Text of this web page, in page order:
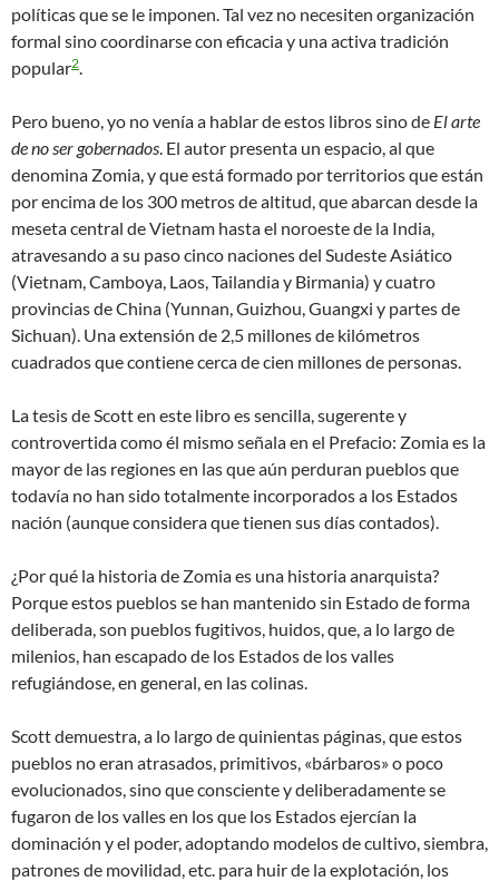
políticas que se le imponen. Tal vez no necesiten organización
formal sino coordinarse con eficacia y una activa tradición
popular2.
Pero bueno, yo no venía a hablar de estos libros sino de El arte
de no ser gobernados. El autor presenta un espacio, al que
denomina Zomia, y que está formado por territorios que están
por encima de los 300 metros de altitud, que abarcan desde la
meseta central de Vietnam hasta el noroeste de la India,
atravesando a su paso cinco naciones del Sudeste Asiático
(Vietnam, Camboya, Laos, Tailandia y Birmania) y cuatro
provincias de China (Yunnan, Guizhou, Guangxi y partes de
Sichuan). Una extensión de 2,5 millones de kilómetros
cuadrados que contiene cerca de cien millones de personas.
La tesis de Scott en este libro es sencilla, sugerente y
controvertida como él mismo señala en el Prefacio: Zomia es la
mayor de las regiones en las que aún perduran pueblos que
todavía no han sido totalmente incorporados a los Estados
nación (aunque considera que tienen sus días contados).
¿Por qué la historia de Zomia es una historia anarquista?
Porque estos pueblos se han mantenido sin Estado de forma
deliberada, son pueblos fugitivos, huidos, que, a lo largo de
milenios, han escapado de los Estados de los valles
refugiándose, en general, en las colinas.
Scott demuestra, a lo largo de quinientas páginas, que estos
pueblos no eran atrasados, primitivos, «bárbaros» o poco
evolucionados, sino que consciente y deliberadamente se
fugaron de los valles en los que los Estados ejercían la
dominación y el poder, adoptando modelos de cultivo, siembra,
patrones de movilidad, etc. para huir de la explotación, los